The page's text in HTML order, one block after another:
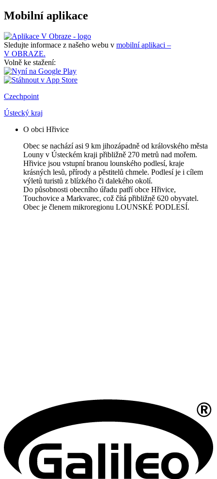
Mobilní aplikace
Sledujte informace z našeho webu v mobilní aplikaci –
V OBRAZE.
Volně ke stažení:
Czechpoint
Ústecký kraj
O obci Hřivice
Obec se nachází asi 9 km jihozápadně od královského města
Louny v Ústeckém kraji přibližně 270 metrů nad mořem.
Hřivice jsou vstupní branou lounského podlesí, kraje
krásných lesů, přírody a pěstitelů chmele. Podlesí je i cílem
výletů turistů z blízkého či dalekého okolí.
Do působnosti obecního úřadu patří obce Hřivice,
Touchovice a Markvarec, což čítá přibližně 620 obyvatel.
Obec je členem mikroregionu LOUNSKÉ PODLESÍ.